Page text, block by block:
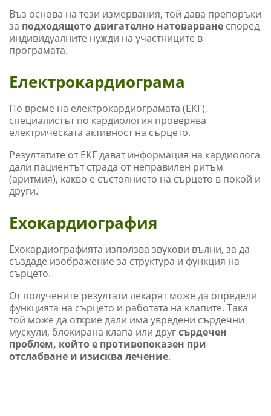
Въз основа на тези измервания, той дава препоръки
за подходящото двигателно натоварване според
индивидуалните нужди на участниците в
програмата.
Електрокардиограма
По време на електрокардиограмата (ЕКГ),
специалистът по кардиология проверява
електрическата активност на сърцето.
Резултатите от ЕКГ дават информация на кардиолога
дали пациентът страда от неправилен ритъм
(аритмия), какво е състоянието на сърцето в покой и
други.
Ехокардиография
Ехокардиографията използва звукови вълни, за да
създаде изображение за структура и функция на
сърцето.
От получените резултати лекарят може да определи
функцията на сърцето и работата на клапите. Така
той може да открие дали има увредени сърдечни
мускули, блокирана клапа или другсърдечен
проблем, който е противопоказен при
отслабване и изисква лечение.